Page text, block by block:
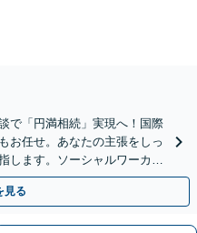
で「円満相続」実現へ！国際
お任せ。あなたの主張をしっ
します。ソーシャルワーカー
間受付】
見る